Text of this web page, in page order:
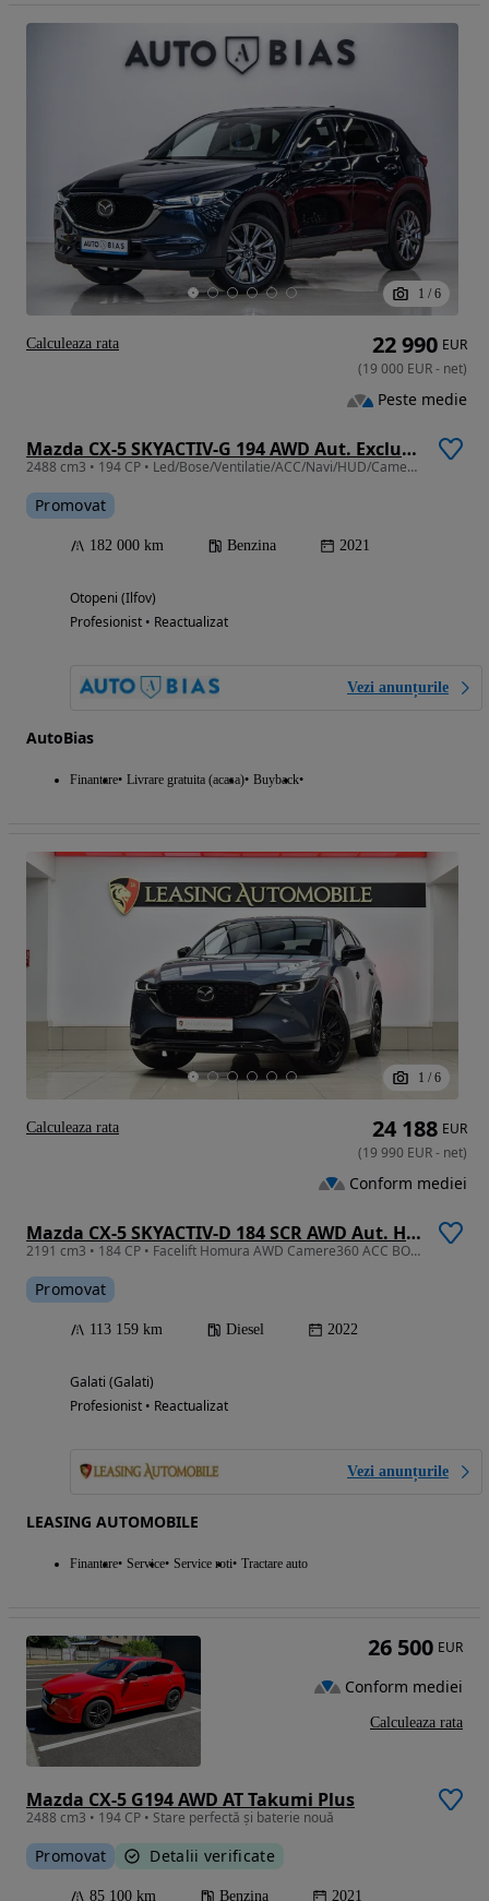
1 / 6
Mazda CX-5 SKYACTIV-G 194 AWD Aut. Exclusive-Line
2488 cm3 • 194 CP • Led/Bose/Ventilatie/ACC/Navi/HUD/Camera360/Leasing - Rate FARA AVANS
Promovat
182 000 km Benzina 2021
Otopeni (Ilfov)
Profesionist • Reactualizat
Vezi anunțurile
AutoBias
Finantare Livrare gratuita (acasa) Buyback
22 990 EUR
(19 000 EUR- net)
Peste medie
Calculeaza rata
1 / 6
Mazda CX-5 SKYACTIV-D 184 SCR AWD Aut. Homura
2191 cm3 • 184 CP • Facelift Homura AWD Camere360 ACC BOSE Revizii la zi Garantie
Promovat
113 159 km Diesel 2022
Galati (Galati)
Profesionist • Reactualizat
Vezi anunțurile
LEASING AUTOMOBILE
Finantare Service Service roti Tractare auto
24 188 EUR
(19 990 EUR- net)
Conform mediei
Calculeaza rata
Mazda CX-5 G194 AWD AT Takumi Plus
2488 cm3 • 194 CP • Stare perfectă și baterie nouă
Promovat Detalii verificate
85 100 km Benzina 2021
26 500 EUR
Conform mediei
Calculeaza rata